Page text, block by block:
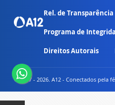
Rel. de Transparência
Programa de
Direitos Autorais
© 2007 - 2026. A12 - Conectados pela fé.